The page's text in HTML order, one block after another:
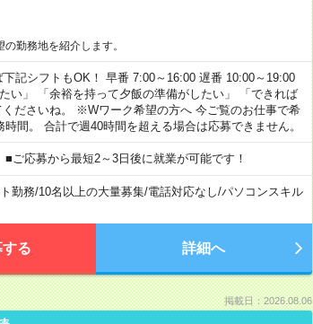
勤務地を紹介します。
記シフトもOK！ 早番 7:00～16:00 遅番 10:00～19:00
い」 「余裕を持って夕飯の準備がしたい」 「できれば
ださいね。 ※Wワーク希望の方へ 今ご覧のお仕事で希
間。 合計で週40時間を超える場合は応募できません。
ご応募から最短2～3日後に就業が可能です！
勤務/10名以上の大量募集/電話対応なし/パソコンスキル
る 詳細へ
掲載日：2026.08.06